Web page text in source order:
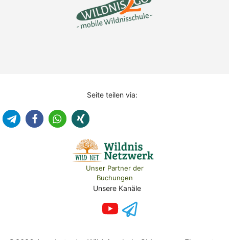
Seite teilen via:
Unser Partner der
Buchungen
Unsere Kanäle